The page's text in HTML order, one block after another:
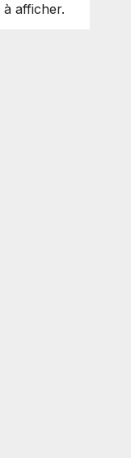
afficher.